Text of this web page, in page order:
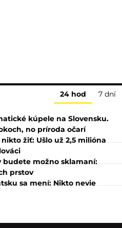
24 hod 7 dní
kúpele na Slovensku.
no príroda očarí
žiť: Ušlo už 2,5 milióna
budete možno sklamaní:
prstov
sa mení: Nikto nevie